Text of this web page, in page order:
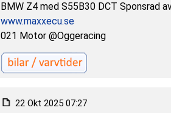
BMW Z4 med S55B30 DCT Sponsrad
www.maxxecu.se
021 Motor @Oggeracing
22 Okt 2025 07:27